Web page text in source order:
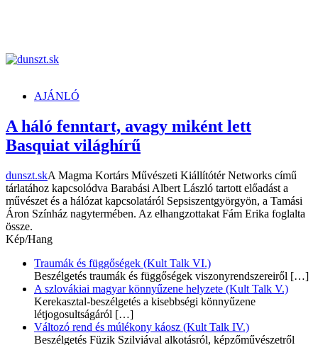
AJÁNLÓ
A háló fenntart, avagy miként lett
Basquiat világhírű
dunszt.skA Magma Kortárs Művészeti Kiállítótér Networks című
tárlatához kapcsolódva Barabási Albert László tartott előadást a
művészet és a hálózat kapcsolatáról Sepsiszentgyörgyön, a Tamási
Áron Színház nagytermében. Az elhangzottakat Fám Erika foglalta
össze.
Kép/Hang
Traumák és függőségek (Kult Talk VI.)
Beszélgetés traumák és függőségek viszonyrendszereiről […]
A szlovákiai magyar könnyűzene helyzete (Kult Talk V.)
Kerekasztal-beszélgetés a kisebbségi könnyűzene
létjogosultságáról […]
Változó rend és múlékony káosz (Kult Talk IV.)
Beszélgetés Füzik Szilviával alkotásról, képzőművészetről